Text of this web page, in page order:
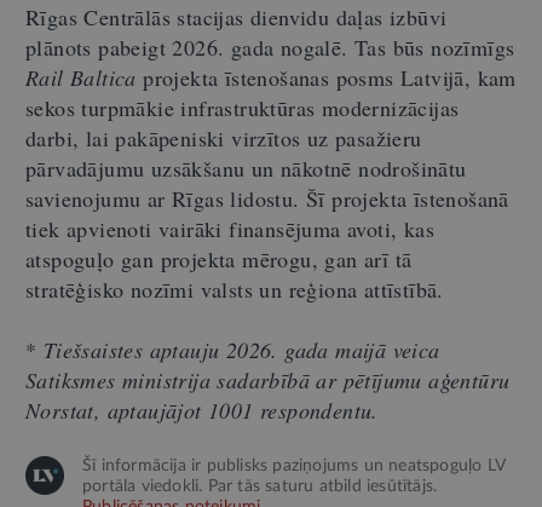
Rīgas Centrālās stacijas dienvidu daļas izbūvi
plānots pabeigt 2026. gada nogalē. Tas būs nozīmīgs
Rail Baltica projekta īstenošanas posms Latvijā, kam
sekos turpmākie infrastruktūras modernizācijas
darbi, lai pakāpeniski virzītos uz pasažieru
pārvadājumu uzsākšanu un nākotnē nodrošinātu
savienojumu ar Rīgas lidostu. Šī projekta īstenošanā
tiek apvienoti vairāki finansējuma avoti, kas
atspoguļo gan projekta mērogu, gan arī tā
stratēģisko nozīmi valsts un reģiona attīstībā.
* Tiešsaistes aptauju 2026. gada maijā veica
Satiksmes ministrija sadarbībā ar pētījumu aģentūru
Norstat, aptaujājot 1001 respondentu.
Šī informācija ir publisks paziņojums un neatspoguļo LV
portāla viedokli. Par tās saturu atbild iesūtītājs.